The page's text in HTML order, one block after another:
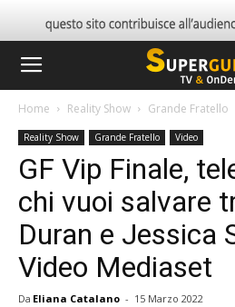
Home Reality Show Grande Fratello
Reality Show Grande Fratello Video
GF Vip Finale,
chi vuoi salvare
Duran e Jessica
Video Mediaset
Da Eliana Catalano - 15 Marzo 2022